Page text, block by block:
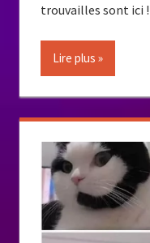
trouvailles sont ici !
Lire plus